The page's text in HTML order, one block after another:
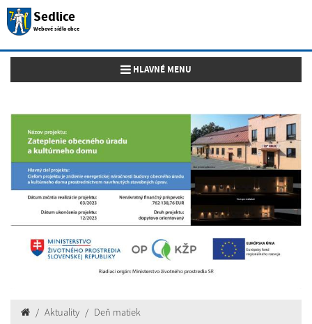
Sedlice
Webové sídlo obce
Toggle navigation
HLAVNÉ MENU
Aktuality Deň matiek